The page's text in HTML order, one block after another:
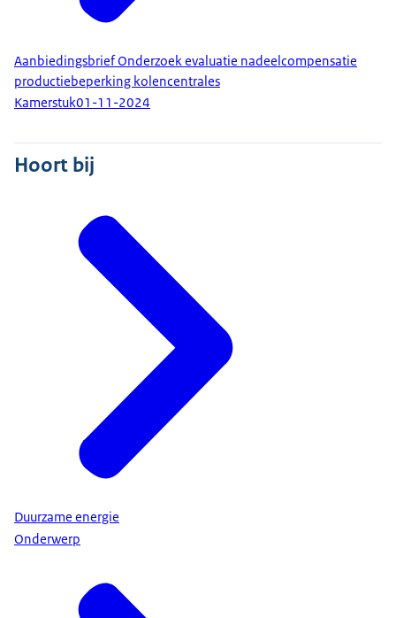
Aanbiedingsbrief Onderzoek evaluatie nadeelcompensatie
productiebeperking kolencentrales
Kamerstuk01-11-2024
Hoort bij
Duurzame energie
Onderwerp